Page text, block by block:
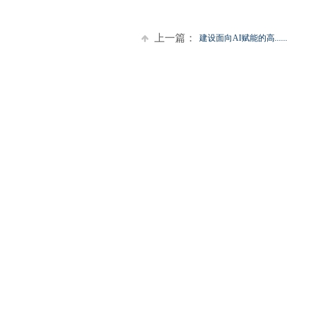
上一篇： 建设面向AI赋能的高......